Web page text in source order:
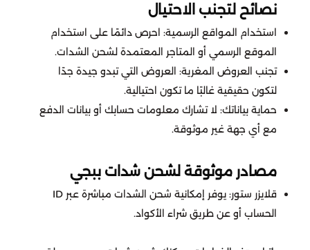
Magic Chess : Go Go
Lords Mobile
Left To Survive
King Of Avalon
نصائح لتجنب الاحتيال
استخدام المواقع الرسمية: احرص دائمًا على استخدام
الموقع الرسمي أو المتاجر المعتمدة لشحن الشدات.
تجنب العروض المغرية: العروض التي تبدو جيدة جدًا
لتكون حقيقية غالبًا ما تكون احتيالية.
حماية بياناتك: لا تشارك معلومات حسابك أو بيانات الدفع
مع أي جهة غير موثوقة.
مصادر موثوقة لشحن شدات ببجي
قلايزر ستور: يوفر إمكانية شحن الشدات مباشرة عبر ID
الحساب أو عن طريق شراء الأكواد.